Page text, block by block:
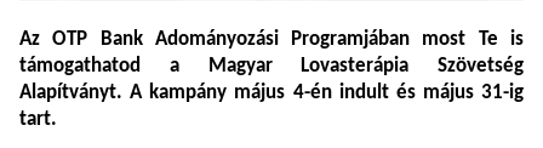
Az OTP Bank Adományozási Programjában most Te is
támogathatod a Magyar Lovasterápia Szövetség
Alapítványt. A kampány május 4-én indult és május 31-ig
tart.